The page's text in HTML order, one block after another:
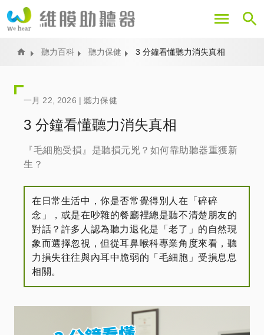
至
內
Home 聽力百科 聽力保健 3 分鐘看懂聽力消失真相
一月 22, 2026 |聽力保健
3 分鐘看懂聽力消失真相
『毛細胞受損』是聽損元兇？如何靠助聽器重獲新
生？
在日常生活中，你是否常覺得別人在「碎碎
念」，或是在吵雜的餐廳裡總是聽不清楚朋友的
對話？許多人認為聽力退化是「老了」的自然現
象而選擇忽視，但從耳鼻喉科專業角度來看，聽
力損失往往與內耳中脆弱的「毛細胞」受損息息
相關。